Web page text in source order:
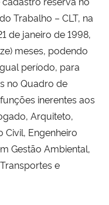
Trabalho – CLT, na
de janeiro de 1998,
meses, podendo
período, para
no Quadro de
inerentes aos
Arquiteto,
Civil, Engenheiro
Gestão Ambiental,
e